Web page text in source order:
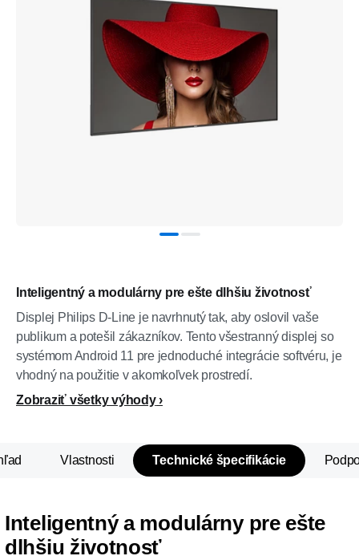
Inteligentný a modulárny pre ešte dlhšiu životnosť
Displej Philips D-Line je navrhnutý tak, aby oslovil vaše
publikum a potešil zákazníkov. Tento všestranný displej so
systémom Android 11 pre jednoduché integrácie softvéru, je
vhodný na použitie v akomkoľvek prostredí.
Zobraziť všetky výhody
Vlastnosti Technické špecifikácie
Inteligentný a modulárny pre ešte
dlhšiu životnosť